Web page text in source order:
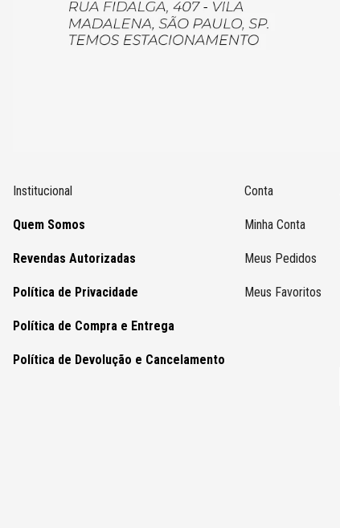
Institucional
Quem Somos
Revendas Autorizadas
Política de Privacidade
Política de Compra e Entrega
Política de Devolução e Cancelamento
Conta
Minha Conta
Meus Pedidos
Meus Favoritos